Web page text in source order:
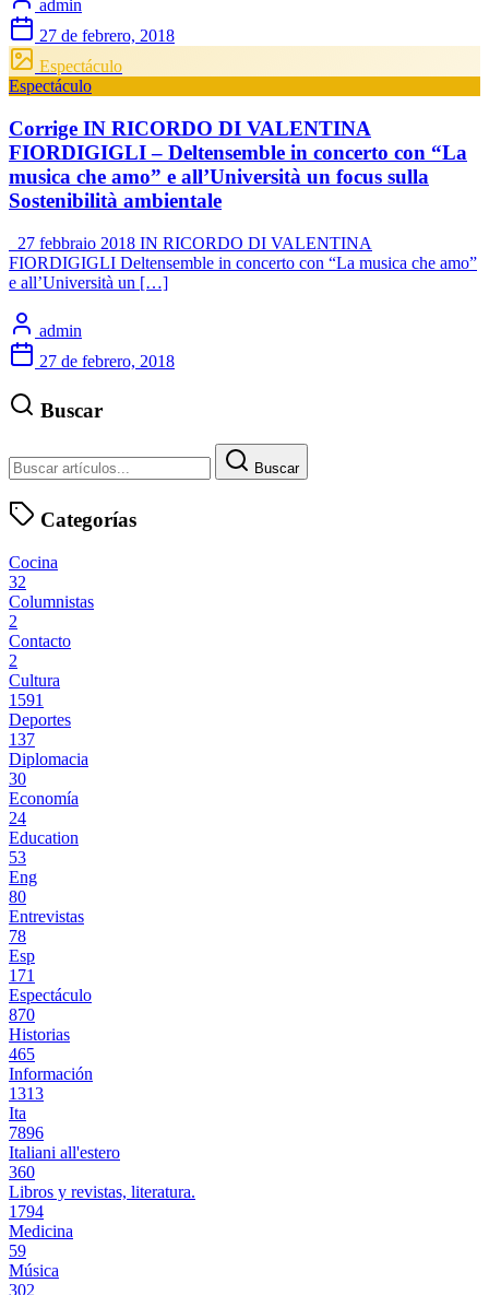
admin
27 de febrero, 2018
Espectáculo
Espectáculo
Corrige IN RICORDO DI VALENTINA
FIORDIGIGLI – Deltensemble in concerto con “La
musica che amo” e all’Università un focus sulla
Sostenibilità ambientale
27 febbraio 2018 IN RICORDO DI VALENTINA
FIORDIGIGLI Deltensemble in concerto con “La musica che amo”
e all’Università un […]
admin
27 de febrero, 2018
Buscar
Buscar
Categorías
Cocina
32
Columnistas
2
Contacto
2
Cultura
1591
Deportes
137
Diplomacia
30
Economía
24
Education
53
Eng
80
Entrevistas
78
Esp
171
Espectáculo
870
Historias
465
Información
1313
Ita
7896
Italiani all'estero
360
Libros y revistas, literatura.
1794
Medicina
59
Música
302